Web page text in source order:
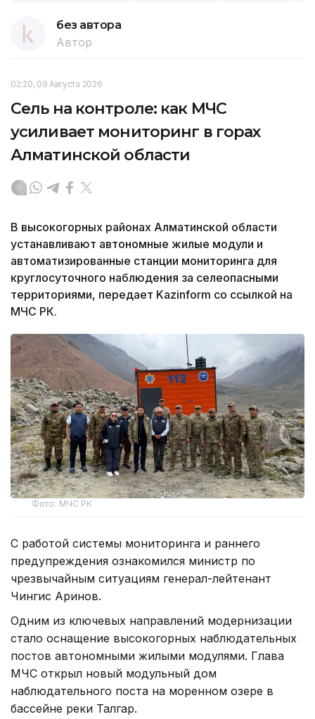
без автора
Автор
02:20, 09 Августа 2026
Сель на контроле: как МЧС
усиливает мониторинг в горах
Алматинской области
В высокогорных районах Алматинской области
устанавливают автономные жилые модули и
автоматизированные станции мониторинга для
круглосуточного наблюдения за селеопасными
территориями, передает Kazinform со ссылкой на
МЧС РК.
Фото: МЧС РК
С работой системы мониторинга и раннего
предупреждения ознакомился министр по
чрезвычайным ситуациям генерал-лейтенант
Чингис Аринов.
Одним из ключевых направлений модернизации
стало оснащение высокогорных наблюдательных
постов автономными жилыми модулями. Глава
МЧС открыл новый модульный дом
наблюдательного поста на моренном озере в
бассейне реки Талгар.